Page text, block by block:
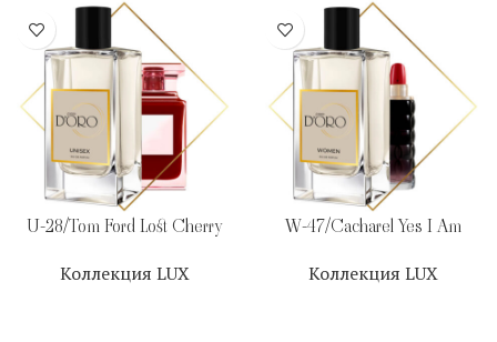
U-28/Tom Ford Lost Cherry
Коллекция LUX
W-47/Cacharel Yes I Am
Коллекция LUX